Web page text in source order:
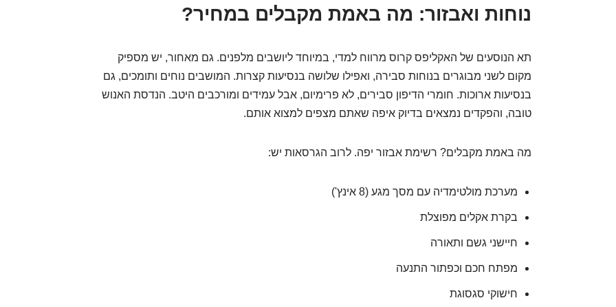
נוחות ואבזור: מה באמת מקבלים במחיר?
תא הנוסעים של האקליפס קרוס מרווח למדי, במיוחד ליושבים מלפנים. גם מאחור, יש מספיק
מקום לשני מבוגרים בנוחות סבירה, ואפילו שלושה בנסיעות קצרות. המושבים נוחים ותומכים, גם
בנסיעות ארוכות. חומרי הדיפון סבירים, לא פרימיום, אבל עמידים ומורכבים היטב. הנדסת האנוש
טובה, והפקדים נמצאים בדיוק איפה שאתם מצפים למצוא אותם.
מה באמת מקבלים? רשימת אבזור יפה. לרוב הגרסאות יש:
מערכת מולטימדיה עם מסך מגע (8 אינץ')
בקרת אקלים מפוצלת
חיישני גשם ותאורה
מפתח חכם וכפתור התנעה
חישוקי סגסוגת